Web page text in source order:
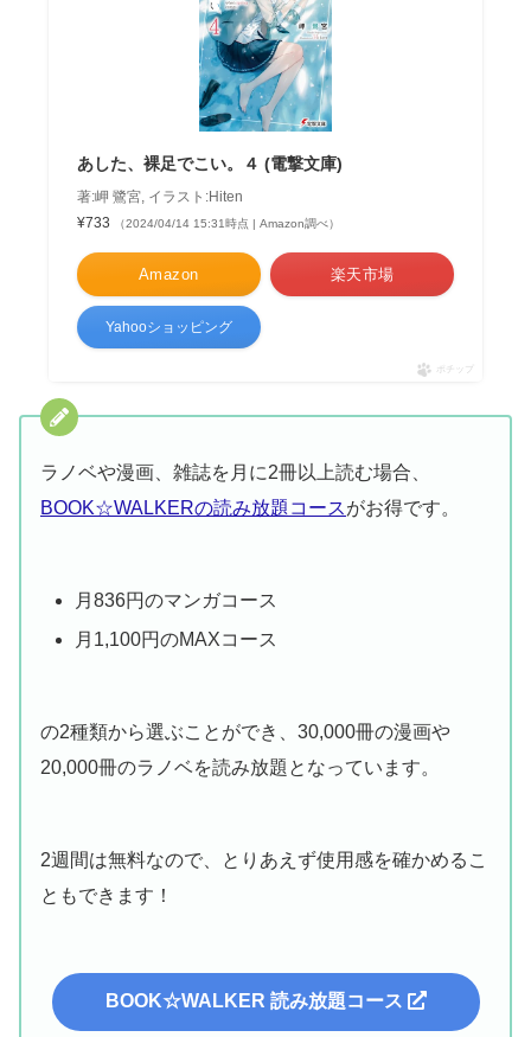
あした、裸足でこい。４ (電撃文庫)
著:岬 鷺宮, イラスト:Hiten
¥733
（2024/04/14 15:31時点 | Amazon調べ）
Amazon 楽天市場
Yahooショッピング
ポチップ
ラノベや漫画、雑誌を月に2冊以上読む場合、
BOOK☆WALKERの読み放題コースがお得です。
月836円のマンガコース
月1,100円のMAXコース
の2種類から選ぶことができ、30,000冊の漫画や
20,000冊のラノベを読み放題となっています。
2週間は無料なので、とりあえず使用感を確かめるこ
ともできます！
BOOK☆WALKER 読み放題コース